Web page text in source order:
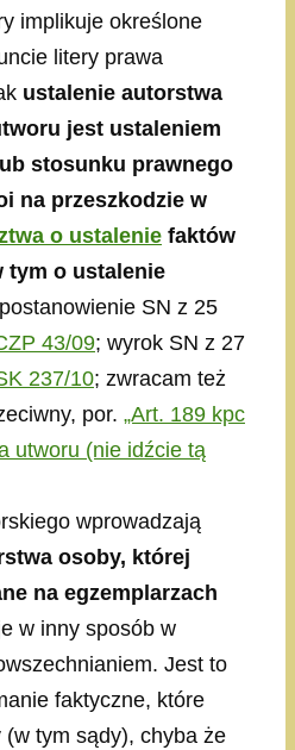
implikuje określone
litery prawa
ustalenie autorstwa
jest ustaleniem
stosunku prawnego
na przeszkodzie w
o ustalenie faktów
tym o ustalenie
SN z 25
43/09; wyrok SN z 27
237/10; zwracam też
por. „Art. 189 kpc
utworu (nie idźcie tą
wprowadzają
osoby, której
na egzemplarzach
w inny sposób w
Jest to
faktyczne, które
tym sądy), chyba że